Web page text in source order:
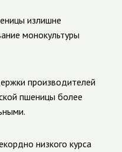
излишне
монокультуры
производителей
пшеницы более
низкого курса